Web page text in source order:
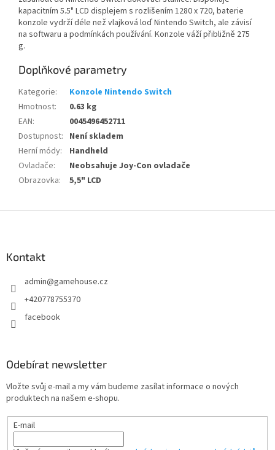
kapacitním 5.5" LCD displejem s rozlišením 1280 x 720, baterie
konzole vydrží déle než vlajková loď Nintendo Switch, ale závisí
na softwaru a podmínkách používání. Konzole váží přibližně 275
g.
Doplňkové parametry
Kategorie:
Konzole Nintendo Switch
Hmotnost:
0.63 kg
EAN:
0045496452711
Dostupnost: Není skladem
Herní módy:
Handheld
Ovladače:
Neobsahuje Joy-Con ovladače
Obrazovka: 5,5" LCD
Kontakt
admin@gamehouse.cz
+420778755370
facebook
Odebírat newsletter
Vložte svůj e-mail a my vám budeme zasílat informace o nových
produktech na našem e-shopu.
E-mail